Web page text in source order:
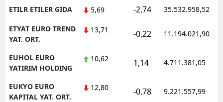
ETILR ETILER GIDA 5,69 -2,74 35.532.958,52
ETYAT EURO TREND
YAT. ORT.
13,71 -0,22 11.194.021,90
EUHOL EURO
YATIRIM HOLDING
10,62 1,14 4.711.381,05
EUKYO EURO
KAPITAL YAT. ORT.
12,80 -0,78 9.221.557,99